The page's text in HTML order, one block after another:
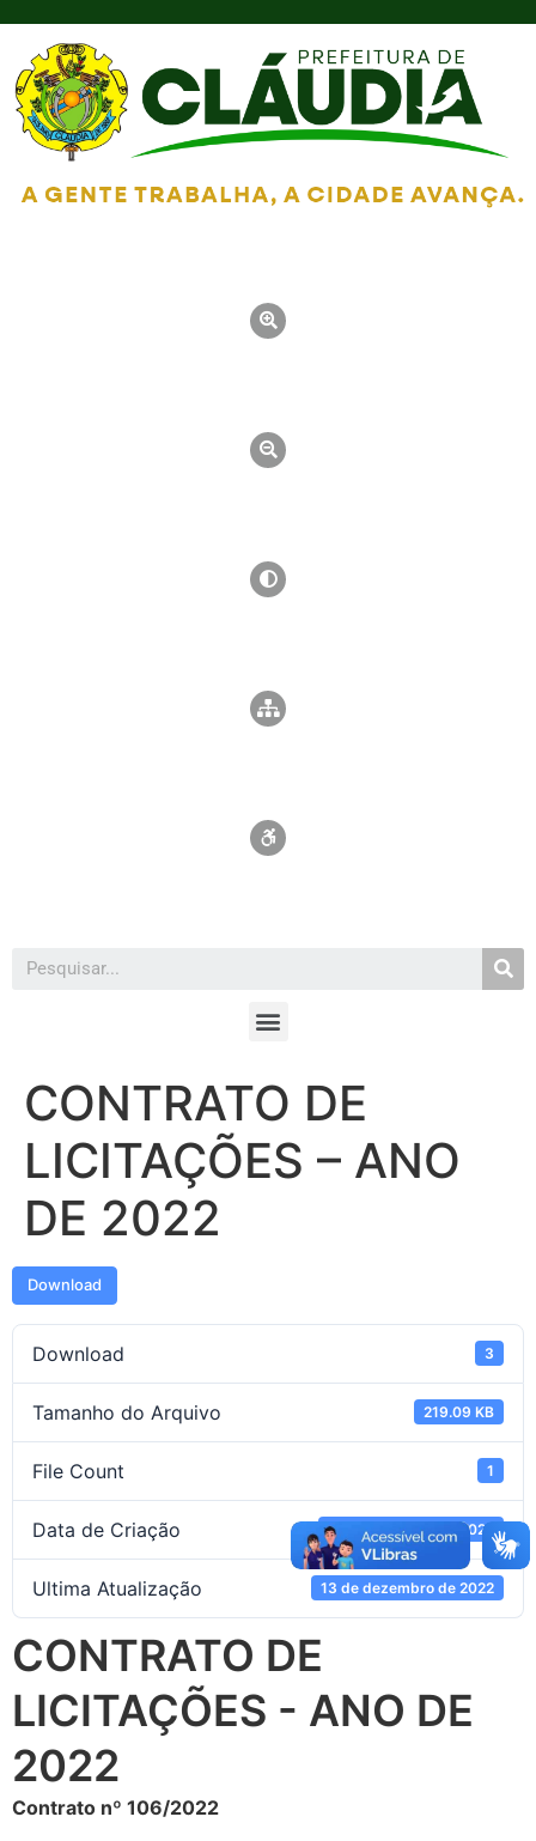
CONTRATO DE
LICITAÇÕES – ANO
DE 2022
Download
Download 3
Tamanho do Arquivo 219.09 KB
File Count 1
Data de Criação 8 de dezembro de 2022
Ultima Atualização 13 de dezembro de 2022
CONTRATO DE
LICITAÇÕES - ANO DE
2022
Contrato nº 106/2022